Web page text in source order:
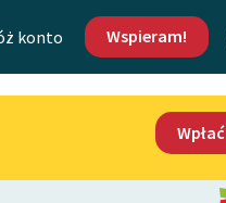
konto Wspieram!
Kontakt
Wpłać